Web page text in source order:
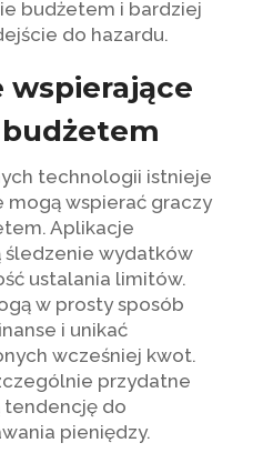
budżetem i bardziej
do hazardu.
wspierające
technologii istnieje
wspierać graczy
Aplikacje
śledzenie wydatków
ustalania limitów.
w prosty sposób
i unikać
wcześniej kwot.
przydatne
tendencję do
pieniędzy.